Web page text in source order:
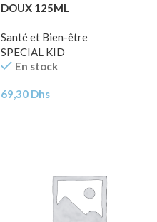
DOUX 125ML
Santé et Bien-être
SPECIAL KID
En stock
69,30 Dhs